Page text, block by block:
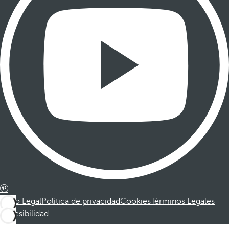
Aviso LegalPolítica de privacidadCookiesTérminos Legales
Accesibilidad